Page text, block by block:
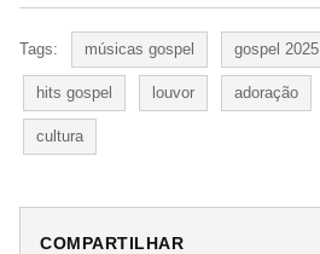
Tags: músicas gospel gospel 2025
hits gospel louvor adoração
cultura
COMPARTILHAR